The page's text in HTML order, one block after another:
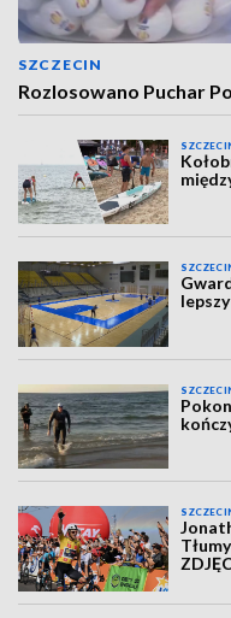
SZCZECIN
Rozlosowano Puchar